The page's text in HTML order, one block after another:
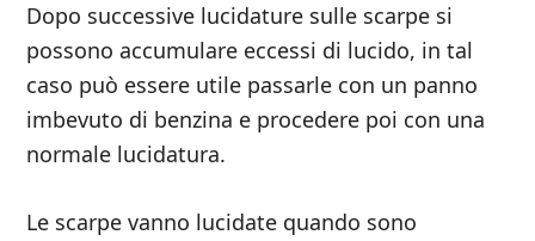
Dopo successive lucidature sulle scarpe si
possono accumulare eccessi di lucido, in tal
caso può essere utile passarle con un panno
imbevuto di benzina e procedere poi con una
normale lucidatura.
Le scarpe vanno lucidate quando sono